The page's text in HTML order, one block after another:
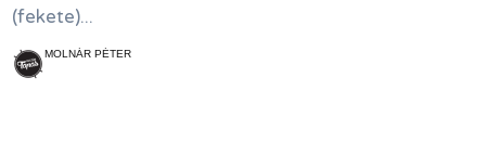
(fekete)...
MOLNÁR PÉTER